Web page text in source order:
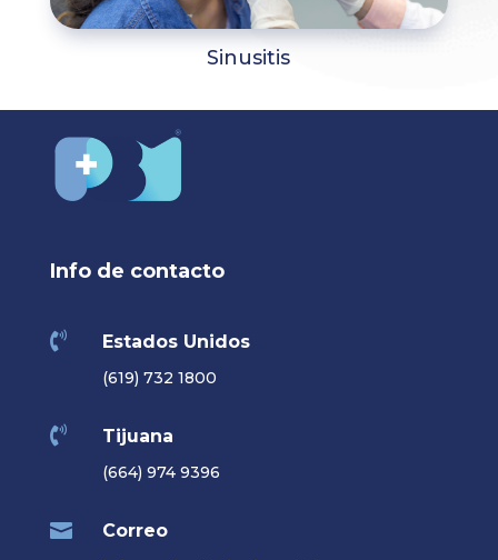
Sinusitis
Info de contacto
 Estados Unidos
(619) 732 1800
 Tijuana
(664) 974 9396
 Correo